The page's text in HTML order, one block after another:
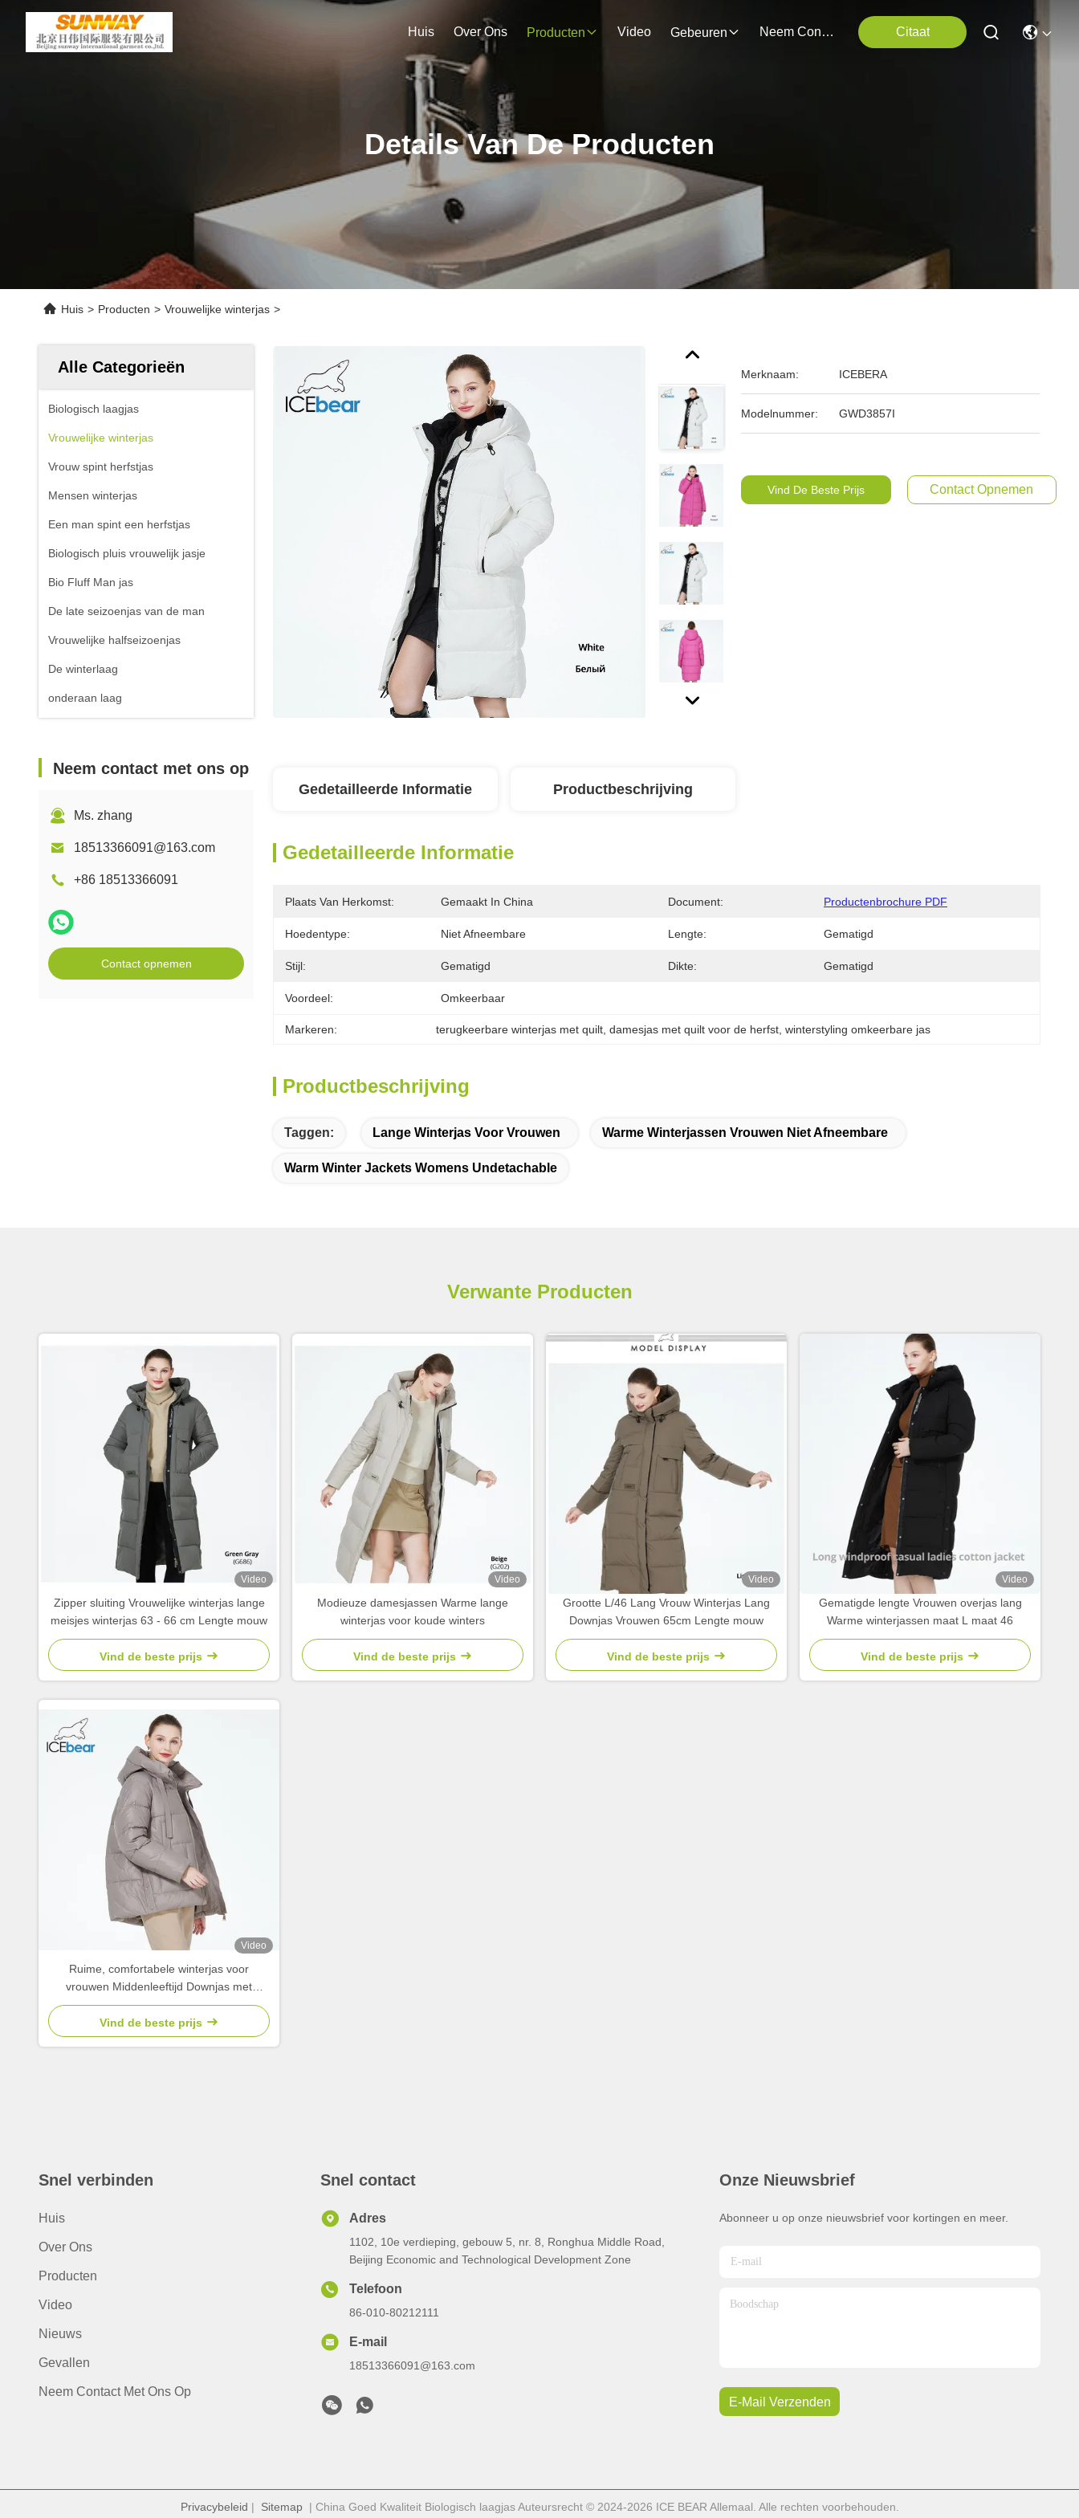
Huis Over Ons Producten Video Gebeuren Neem Contact Met Ons Op Citaat
Details Van De Producten
Huis > Producten > Vrouwelijke winterjas >
Alle Categorieën
Biologisch laagjas
Vrouwelijke winterjas
Vrouw spint herfstjas
Mensen winterjas
Een man spint een herfstjas
Biologisch pluis vrouwelijk jasje
Bio Fluff Man jas
De late seizoenjas van de man
Vrouwelijke halfseizoenjas
De winterlaag
onderaan laag
Neem contact met ons op
Ms. zhang
18513366091@163.com
+86 18513366091
Contact opnemen
Merknaam: ICEBERA
Modelnummer: GWD3857I
Vind De Beste Prijs Contact Opnemen
Gedetailleerde Informatie Productbeschrijving
Gedetailleerde Informatie
Plaats Van Herkomst: Gemaakt In China Document: Productenbrochure PDF
Hoedentype: Niet Afneembare Lengte: Gematigd
Stijl: Gematigd Dikte: Gematigd
Voordeel: Omkeerbaar
Markeren: terugkeerbare winterjas met quilt , damesjas met quilt voor de herfst , winterstyling omkeerbare jas
Productbeschrijving
Taggen: Lange Winterjas Voor Vrouwen Warme Winterjassen Vrouwen Niet Afneembare
Warm Winter Jackets Womens Undetachable
Verwante Producten
Video
Zipper sluiting Vrouwelijke winterjas lange
meisjes winterjas 63 - 66 cm Lengte mouw
Vind de beste prijs
Video
Modieuze damesjassen Warme lange
winterjas voor koude winters
Vind de beste prijs
Video
Grootte L/46 Lang Vrouw Winterjas Lang
Downjas Vrouwen 65cm Lengte mouw
Vind de beste prijs
Video
Gematigde lengte Vrouwen overjas lang
Warme winterjassen maat L maat 46
Vind de beste prijs
Video
Ruime, comfortabele winterjas voor
vrouwen Middenleeftijd Downjas met
donkere ritszakken
Vind de beste prijs
Snel verbinden
Huis
Over Ons
Producten
Video
Nieuws
Gevallen
Neem Contact Met Ons Op
Snel contact
Adres
1102, 10e verdieping, gebouw 5, nr. 8, Ronghua Middle Road,
Beijing Economic and Technological Development Zone
Telefoon
86-010-80212111
E-mail
18513366091@163.com
Onze Nieuwsbrief
Abonneer u op onze nieuwsbrief voor kortingen en meer.
E-Mail Verzenden
Privacybeleid | Sitemap| China Goed Kwaliteit Biologisch laagjas Auteursrecht © 2024-2026 ICE BEAR Allemaal. Alle rechten voorbehouden.